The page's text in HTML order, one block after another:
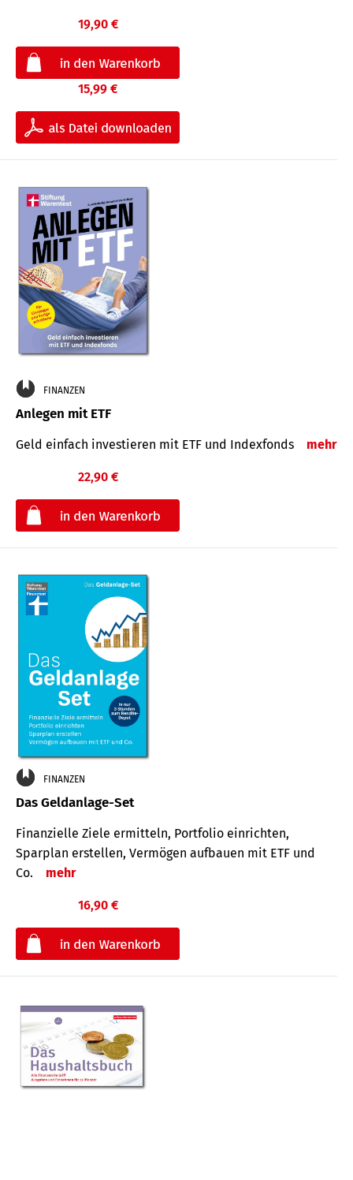
19,90 €
15,99 €
FINANZEN
Anlegen mit ETF
Geld einfach investieren mit ETF und Indexfonds mehr
22,90 €
FINANZEN
Das Geldanlage-Set
Finanzielle Ziele ermitteln, Portfolio einrichten,
Sparplan erstellen, Vermögen aufbauen mit ETF und
Co.
mehr
16,90 €